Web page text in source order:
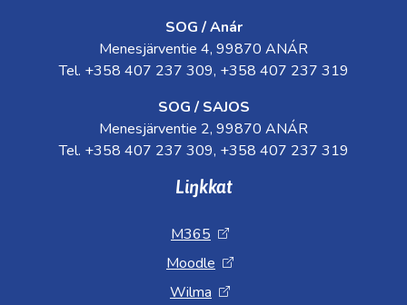
SOG / Anár
Menesjärventie 4, 99870 ANÁR
Tel. +358 407 237 309, +358 407 237 319
SOG / SAJOS
Menesjärventie 2, 99870 ANÁR
Tel. +358 407 237 309, +358 407 237 319
Liŋkkat
M365
Moodle
Wilma